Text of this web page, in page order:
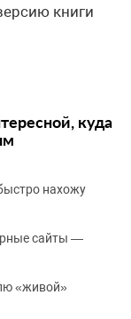
книги
куда
нахожу
сайты —
«живой»